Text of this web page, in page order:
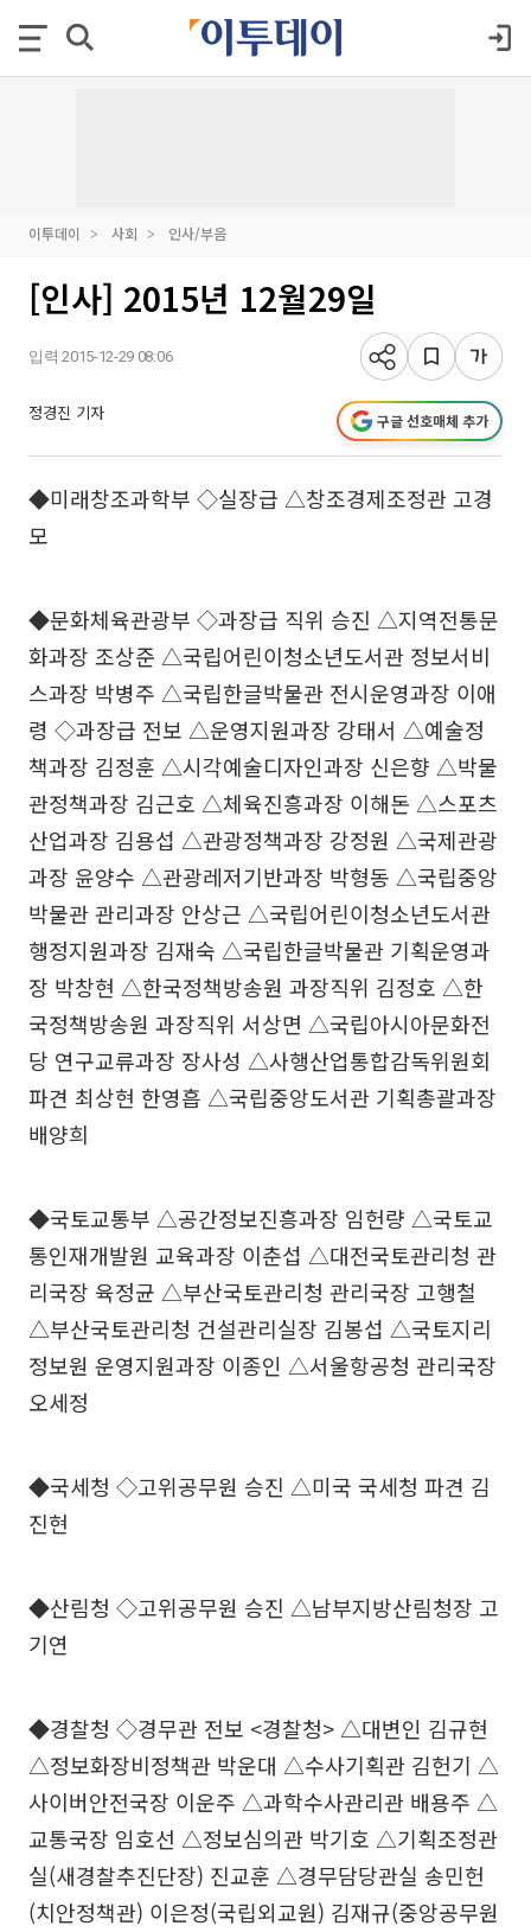
이투데이 사회 인사/부음
[인사] 2015년 12월29일
입력 2015-12-29 08:06
정경진 기자 구글 선호매체 추가
◆미래창조과학부 ◇실장급 △창조경제조정관 고경
모
◆문화체육관광부 ◇과장급 직위 승진 △지역전통문
화과장 조상준 △국립어린이청소년도서관 정보서비
스과장 박병주 △국립한글박물관 전시운영과장 이애
령 ◇과장급 전보 △운영지원과장 강태서 △예술정
책과장 김정훈 △시각예술디자인과장 신은향 △박물
관정책과장 김근호 △체육진흥과장 이해돈 △스포츠
산업과장 김용섭 △관광정책과장 강정원 △국제관광
과장 윤양수 △관광레저기반과장 박형동 △국립중앙
박물관 관리과장 안상근 △국립어린이청소년도서관
행정지원과장 김재숙 △국립한글박물관 기획운영과
장 박창현 △한국정책방송원 과장직위 김정호 △한
국정책방송원 과장직위 서상면 △국립아시아문화전
당 연구교류과장 장사성 △사행산업통합감독위원회
파견 최상현 한영흡 △국립중앙도서관 기획총괄과장
배양희
◆국토교통부 △공간정보진흥과장 임헌량 △국토교
통인재개발원 교육과장 이춘섭 △대전국토관리청 관
리국장 육정균 △부산국토관리청 관리국장 고행철
△부산국토관리청 건설관리실장 김봉섭 △국토지리
정보원 운영지원과장 이종인 △서울항공청 관리국장
오세정
◆국세청 ◇고위공무원 승진 △미국 국세청 파견 김
진현
◆산림청 ◇고위공무원 승진 △남부지방산림청장 고
기연
◆경찰청 ◇경무관 전보 <경찰청> △대변인 김규현
△정보화장비정책관 박운대 △수사기획관 김헌기 △
사이버안전국장 이운주 △과학수사관리관 배용주 △
교통국장 임호선 △정보심의관 박기호 △기획조정관
실(새경찰추진단장) 진교훈 △경무담당관실 송민헌
(치안정책관) 이은정(국립외교원) 김재규(중앙공무원